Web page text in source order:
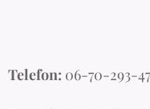
Telefon: 06-70-293-